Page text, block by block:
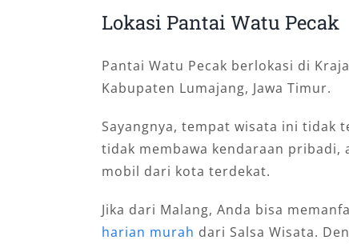
Lokasi Pantai Watu Pecak
Pantai Watu Pecak berlokasi di
Kabupaten Lumajang, Jawa Timur.
Sayangnya, tempat wisata ini tidak
tidak membawa kendaraan
mobil dari kota terdekat.
Jika dari Malang, Anda bisa
harian murah dari Salsa Wisata.